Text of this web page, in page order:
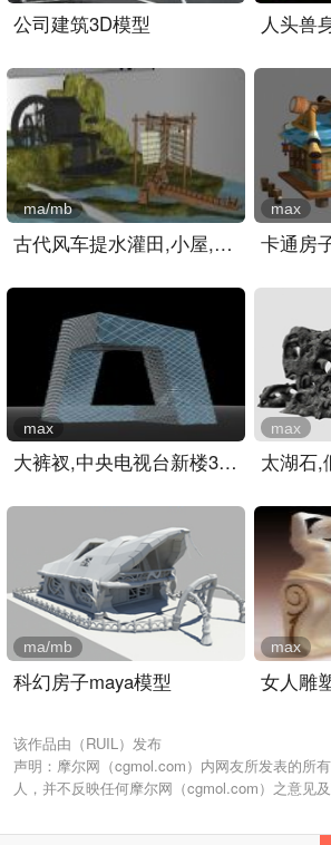
公司建筑3D模型 人头兽
古代风车提水灌田,小屋,建..
ma/mb
卡通房
max
大裤衩,中央电视台新楼3D模..
max max
科幻房子maya模型
ma/mb
女人雕
max
该作品由（RUIL）发布
声明：摩尔网（cgmol.com）内网友所发表的所
人，并不反映任何摩尔网（cgmol.com）之意见及